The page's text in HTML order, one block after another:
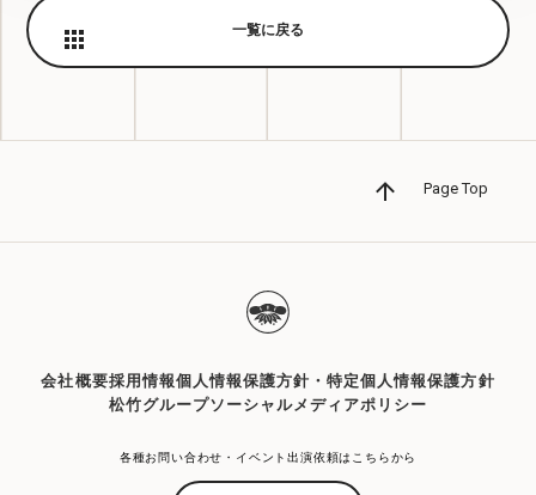
一覧に戻る
Page Top
会社概要採用情報個人情報保護方針・特定個人情報保護方針
松竹グループソーシャルメディアポリシー
各種お問い合わせ・イベント出演依頼はこちらから